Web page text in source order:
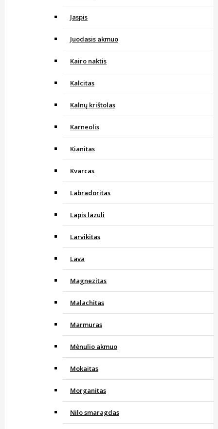
Jaspis
Juodasis akmuo
Kairo naktis
Kalcitas
Kalnų krištolas
Karneolis
Kianitas
Kvarcas
Labradoritas
Lapis lazuli
Larvikitas
Lava
Magnezitas
Malachitas
Marmuras
Mėnulio akmuo
Mokaitas
Morganitas
Nilo smaragdas